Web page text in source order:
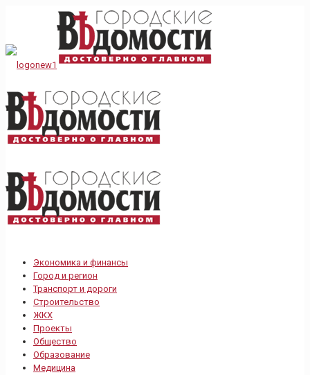
Экономика и финансы
Город и регион
Транспорт и дороги
Строительство
ЖКХ
Проекты
Общество
Образование
Медицина